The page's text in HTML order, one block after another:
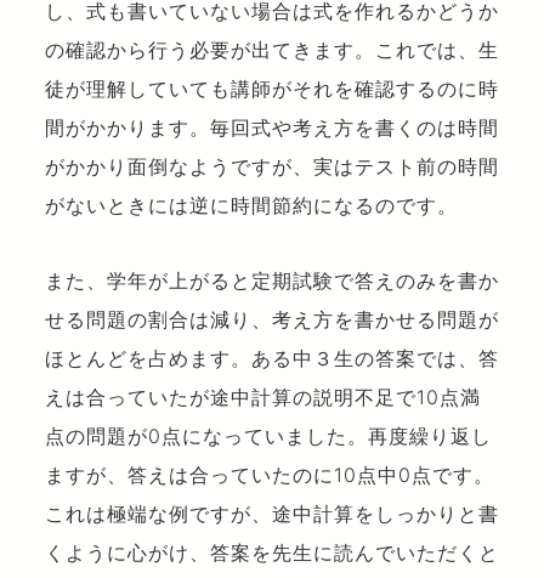
し、式も書いていない場合は式を作れるかどうか
の確認から行う必要が出てきます。これでは、生
徒が理解していても講師がそれを確認するのに時
間がかかります。毎回式や考え方を書くのは時間
がかかり面倒なようですが、実はテスト前の時間
がないときには逆に時間節約になるのです。
また、学年が上がると定期試験で答えのみを書か
せる問題の割合は減り、考え方を書かせる問題が
ほとんどを占めます。ある中３生の答案では、答
えは合っていたが途中計算の説明不足で10点満
点の問題が0点になっていました。再度繰り返し
ますが、答えは合っていたのに10点中0点です。
これは極端な例ですが、途中計算をしっかりと書
くように心がけ、答案を先生に読んでいただくと